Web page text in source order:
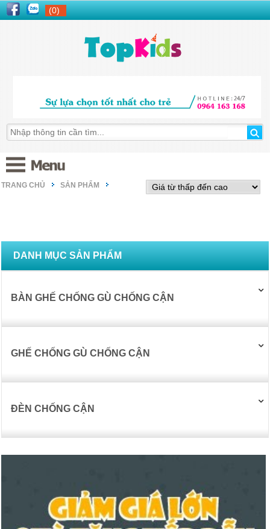
(0)
TRANG CHỦ SẢN PHẨM
DANH MỤC SẢN PHẨM
BÀN GHẾ CHỐNG GÙ CHỐNG CẬN
GHẾ CHỐNG GÙ CHỐNG CẬN
ĐÈN CHỐNG CẬN